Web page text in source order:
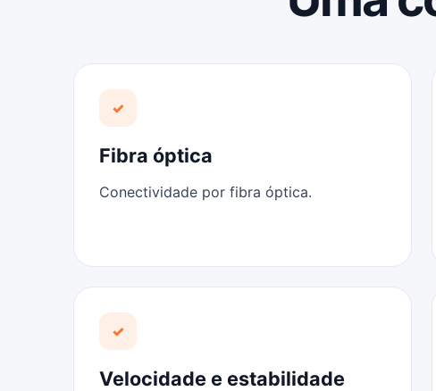
✓
Fibra óptica
Conectividade por fibra óptica.
✓
Velocidade e estabilidade